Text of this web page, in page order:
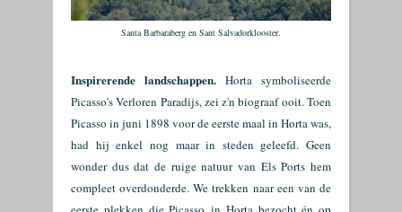
Santa Barbaraberg en Sant Salvadorklooster.
Inspirerende landschappen.Horta symboliseerde
Picasso's Verloren Paradijs, zei z'n biograaf ooit. Toen
Picasso in juni 1898 voor de eerste maal in Horta was,
had hij enkel nog maar in steden geleefd. Geen
wonder dus dat de ruige natuur van Els Ports hem
compleet overdonderde. We trekken naar een van de